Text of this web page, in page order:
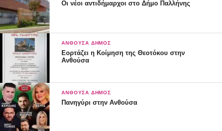
Οι νέοι αντιδήμαρχοι στο Δήμο Παλλήνης
ΑΝΘΟΎΣΑ ΔΉΜΟΣ
Εορτάζει η Κοίμηση της Θεοτόκου στην
Ανθούσα
ΑΝΘΟΎΣΑ ΔΉΜΟΣ
Πανηγύρι στην Ανθούσα